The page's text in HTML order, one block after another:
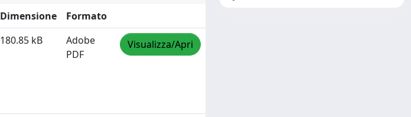
Dimensione
Formato
180.85 kB
Adobe
PDF
Visualizza/Apri